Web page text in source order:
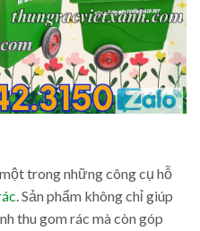
trong những công cụ hỗ
. Sản phẩm không chỉ giúp
thu gom rác mà còn góp